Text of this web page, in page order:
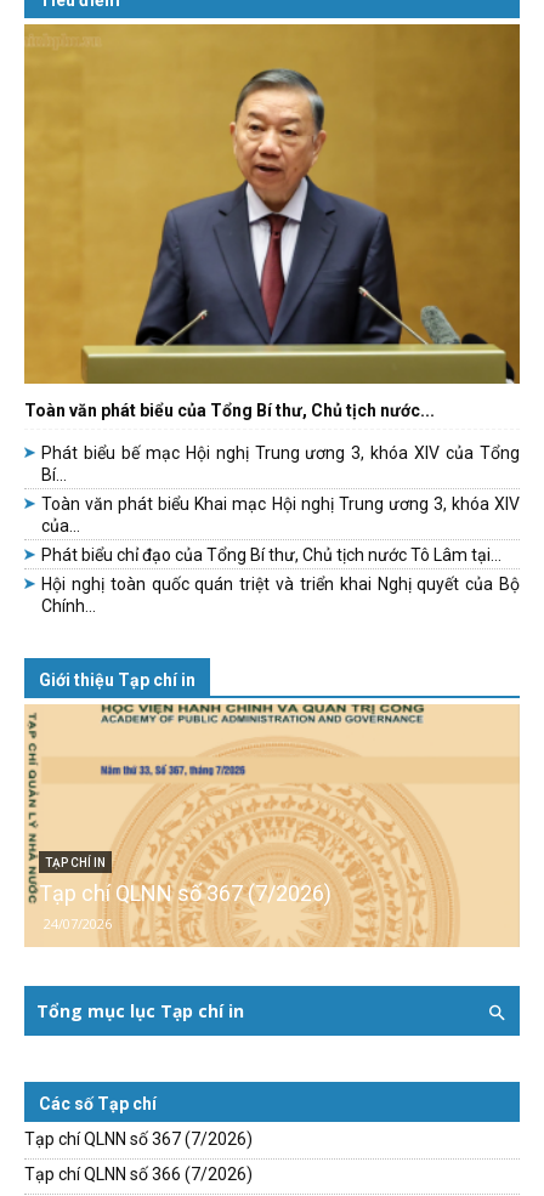
Toàn văn phát biểu của Tổng Bí thư, Chủ tịch nước...
Phát biểu bế mạc Hội nghị Trung ương 3, khóa XIV của Tổng
Bí...
Toàn văn phát biểu Khai mạc Hội nghị Trung ương 3, khóa XIV
của...
Phát biểu chỉ đạo của Tổng Bí thư, Chủ tịch nước Tô Lâm tại...
Hội nghị toàn quốc quán triệt và triển khai Nghị quyết của Bộ
Chính...
Giới thiệu Tạp chí in
TẠP CHÍ IN
Tạp chí QLNN số 367 (7/2026)
24/07/2026
Tổng mục lục Tạp chí in
Các số Tạp chí
Tạp chí QLNN số 367 (7/2026)
Tạp chí QLNN số 366 (7/2026)